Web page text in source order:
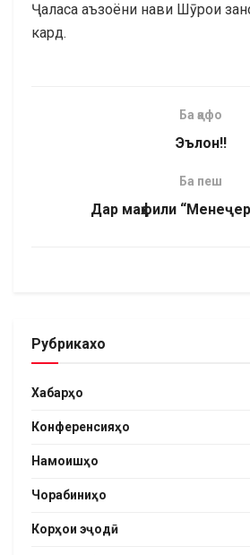
Ҷаласа аъзоёни нави Шӯрои
кард.
Ба қафо
Эълон!!
Ба пеш
Дар маҳфили
Рубрикахо
Хабарҳо
Конференсияҳо
Намоишҳо
Чорабиниҳо
Корҳои эҷодӣ